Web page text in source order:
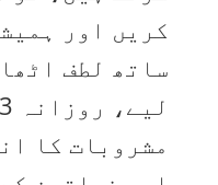
کریں اور
ساتھ لطف
مشروبات کا